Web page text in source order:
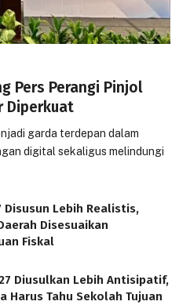
Pers Perangi Pinjol
Diperkuat
garda terdepan dalam
digital sekaligus melindungi
Disusun Lebih Realistis,
Disesuaikan
Fiskal
Diusulkan Lebih Antisipatif,
Harus Tahu Sekolah Tujuan